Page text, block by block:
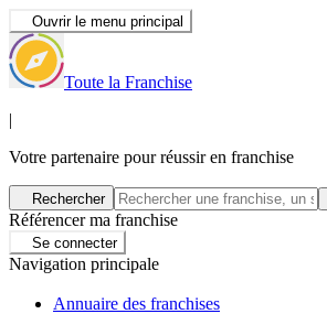
Ouvrir le menu principal
Toute la Franchise
|
Votre partenaire pour réussir en franchise
Rechercher
Référencer ma franchise
Se connecter
Navigation principale
Annuaire des franchises